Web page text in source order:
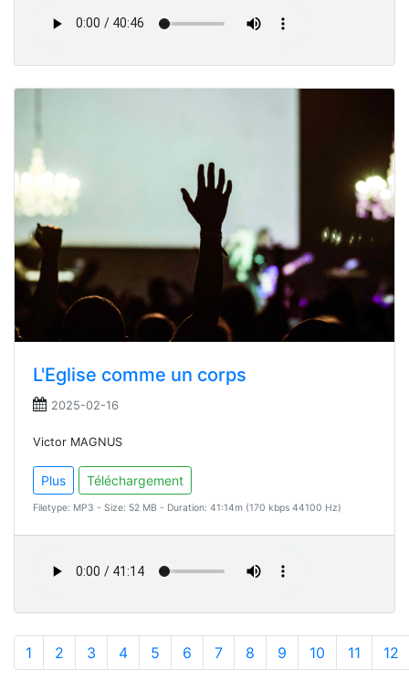
L'Eglise comme un corps
2025-02-16
Victor MAGNUS
Plus Téléchargement
Filetype: MP3 - Size: 52 MB - Duration: 41:14m (170 kbps 44100 Hz)
1 2 3 4 5 6 7 8 9 10 11 12